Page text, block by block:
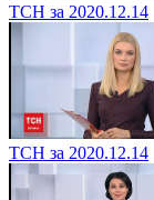
ТСН за 2020.12.14
ТСН за 2020.12.14